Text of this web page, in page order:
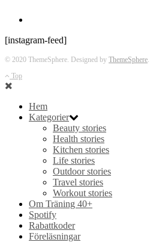
[instagram-feed]
© 2020 ThemeSphere. Designed by ThemeSphere.
Top
Hem
Kategorier
Beauty stories
Health stories
Kitchen stories
Life stories
Outdoor stories
Travel stories
Workout stories
Om Träning 40+
Spotify
Rabattkoder
Föreläsningar